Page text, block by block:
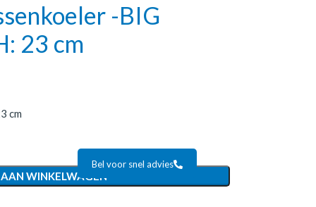
-BIG
23 cm
cm
WINKELWAGEN
Bel voor snel advies